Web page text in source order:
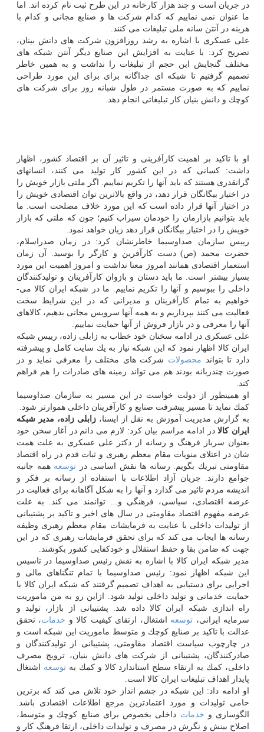
در جریان است و چند هزار كارخانه در این طرح ثبت ­نام كرده­ اند. اما
ما عنوان نمی­ نماییم كه كدام شركت­ ها و صنایع مجانی و كدام با
هزینه در آنتن سانه ملی تبلیغات می­ كنند.
علی ­عسكری با اشاره به رشد روزافزون شركت ­های دانش­ بینان،
تصریح كرد: با عنایت به افزایش این صنایع دیگر آنتن شبكه­ های
مختلف گنجایش این حجم از تبلیغات را نداشت و به همین خاطر
تصمیم گرفتیم تا شبكه ­ای جداگانه برای برای این مورد طراحی
نماییم كه به صورت مستمر در طول شبانه­ روز برای شركت­ های
كوچك و دانش­ بنیان كار تبلیغاتی انجام دهد.
او با تاكید بر اهمیت كارآفرینی و تاثیر آن بر اقتصاد كشور، اظهار
داشت: كسانی كه در این كشور كار تولید می­ كنند، انسان­های
گرانقدری هستند كه باید آنها را تكریم نماییم. اگر ملتی بازار خویش را
در اختیار بیگانگان قرار دهد، در واقع بالاترین توان اقتصادی خویش را
در اختیار آنها قرار داده است كه این مورد خلاف مصلحت است. ما
باید بتوانیم بازارمان را خودمان سیراب كنیم؛ چون كه ملتی كه بازار
خویش را در اختیار بیگانگان قرار دهد زیان خواهد نمود.
رییس سازمان صداوسیما خاطرنشان كرد: در زمان صدراسلام،
حضرت محمد (ص) دست كارآفرین و كارگر را بوسید. آن زمان
استعمار اقتصادی همانند امروز معنا نداشت و امروز اهمیت این مورد
بسیار بیشتر است. ما باید دستان و بازوان كارآفرینان و تولیدكنندگان
داخلی را ببوسیم و آنها را تكریم نماییم. ما در شبكه ایران كالا می­
خواهیم به تمام كارآفرینان و مدیرانی كه در این شرایط سخت
فعالیت می ­كنند بپردازیم و به همه آنها سرویس مجانی بدهیم، كالاهای
آنها را معرفی و در بازار فروش از آنها حمایت نماییم.
علی­ عسكری در ادامه سخنان خود خطاب به زابلی زاده، رییس شبكه
ایران كالا اظهار نمود كه این شبكه نیاز به یك سایت كامل و پیشرفته
دارد تا بتواند محصولات شركت ­های مختلف را معرفی نماید و در
صورت چندزبانه بودند هم می­ تواند زمینه های صادرات را هم فراهم
كند.
او همینطور از دولت خواست در این مسیر به سازمان صداوسیما
كمك نماید تا مسیر پیشرفت صنایع و كارآفرینان داخلی هموارتر شود.
به گزارش مدیریت آموزش به نقل از ایسنا،زابلی زاده، مدیر شبكه
ایران كالادر ادامه مراسم بیان كرد: لازم می دانم در آغاز سخن خود
بعنوان سرباز فرهنگ و رسانه از دكتر علی عسكری به علت همت
شان در اعتلای منویات مقام معظم رهبری و ثبات قدم در راه اقتصاد
مقاومتی تبریك بگویم. رسانه ها نقش اساسی در توسعه همه جانبه
جوامع دارند. جریان آزاد اطلاعات با استفاده از رسانه بر فكر و
اندیشه مردم تاثیر می گذارد و آنها را به شكل آگاهانه برای فعالیت در
عرصه اقتصادی، سیاسی، فرهنگی و... توانمند می كند. به علت
عرضه مفهوم اقتصاد مقاومتی در سال های اخیر و تاكید بر پشتیبانی
از تولیدات داخلی با عنایت به فرمایشات مقام معظم رهبری وظیفه
رسانه ها ایجاب می كند كه برای تحقق فرمایشات رهبری كه در این
جهت كه ضامن بقا و حفظ استقلال و خودكفایی كشور بكوشند.
مدیر شبكه ایران كالا با اشاره به نقش رئیس صداوسیما در تاسیس
این شبكه اظهار نمود: رئیس صداوسیما با تمام تنگناهای مالی و
اجرایی برای دستیابی به اهداف تصمیم گرفتند كه شبكه ایران كالا با
حمایت خدماتی و تولید داخلی تولید شود. ازاین رو به من ماموریت
راه اندازی شبكه ایران كالا داده شد. پشتیبانی از بازار، تولید و
سرمایه ایرانی، توسعه اشتغال، ارتقای كیفیت كالا و خدمات، تحقق
عدالت با تاكید بر صنایع كوچك و متوسط ماموریت این شبكه است و
در چارچوب سیاست اقتصاد مقاومتی، پشتیبانی از تولیدكنندگان و
صادركنندگان، پشتیبانی از شركت های دانش بنیان، ترویج مصرف
داخلی، كمك به ارتقاء سطح استاندارد كالا و كمك بهتوسعه اشتغال
پایدار اهداف تبلیغات ایران كالا است.
او ادامه داد: این شبكه در چشم انداز خود تلاش می كند كه برترین
حامی تولیدات و مورد اعتمادترین مرجع اطلاعات اقتصادی باشد.
الگوسازی و خدمات داخلی بخصوص برای صنایع كوچك و متوسط،
اصلاح بینش و نگرش در مصرف و تولیدات داخلی، ارتقا فرهنگ كار و